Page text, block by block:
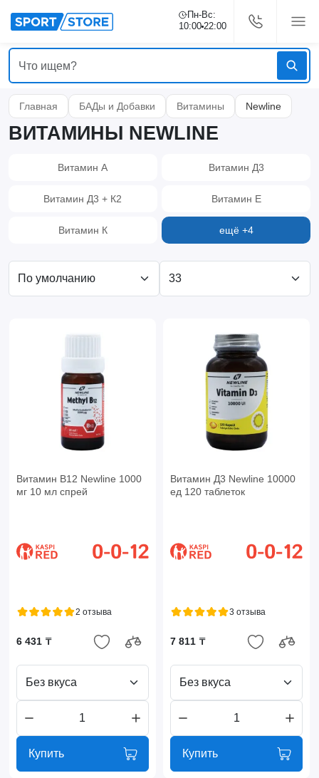
Пн-Вс:
10:00 22:00
Главная БАДы и Добавки Витамины Newline
ВИТАМИНЫ NEWLINE
Витамин А Витамин Д3
Витамин Д3 + К2 Витамин Е
Витамин К ещё +4
Витамин B12 Newline 1000
мг 10 мл спрей
2 отзыва
6 431 ₸
Без вкуса
Купить
Витамин Д3 Newline 10000
ед 120 таблеток
3 отзыва
7 811 ₸
Без вкуса
Купить